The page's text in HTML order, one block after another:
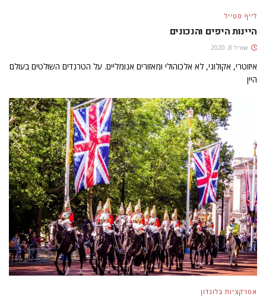
לייף סטייל
היינות היפים והנכונים
אפריל 8, 2020
איזוטרי, אקולוגי, לא אלכוהולי ומאזורים אנומליים. על הטרנדים השולטים בעולם
היין
אטרקציות בלונדון